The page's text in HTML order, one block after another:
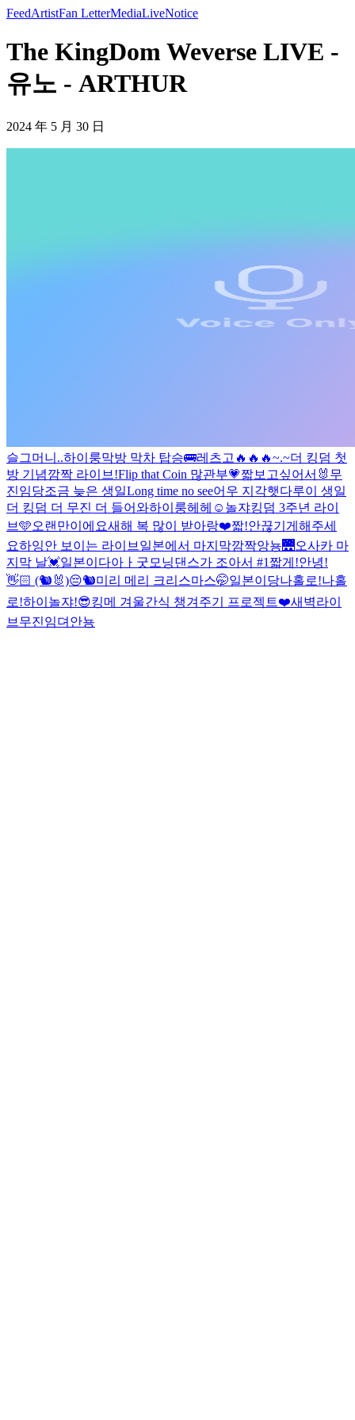
FeedArtistFan LetterMediaLiveNotice
The KingDom Weverse LIVE -
유노 - ARTHUR
2024 年 5 月 30 日
슬그머니..하이룽막방 막차 탑승🚌레츠고🔥🔥🔥~.~더 킹덤 첫
방 기념깜짝 라이브!Flip that Coin 많관부💗짧보고싶어서🐰 무
진임당조금 늦은 생일Long time no see어우 지각햇다루이 생일
더 킹덤 더 무진 더 들어와하이룽헤헤☺️ 놀쟈킹덤 3주년 라이
브🩵오랜만이에요새해 복 많이 받아랑❤️짧!안끊기게해주세
요하잉안 보이는 라이브 일본에서 마지막깜짝앙뇽🌉오사카 마
지막 날💓일본이다아ㅏ 굿모닝댄스가 조아서 #1 짧게!안녕!
👋🏻 (🐿️🐰)😔🐿️미리 메리 크리스마스🤭일본이당나홀로!나홀
로!하이 놀쟈!😎킹메 겨울간식 챙겨주기 프로젝트❤️새벽라이
브 무진임뎌 안뇽